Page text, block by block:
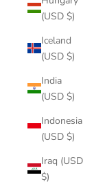
(USD $)
Iceland
(USD $)
India
(USD $)
Indonesia
(USD $)
Iraq (USD
$)